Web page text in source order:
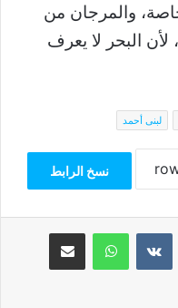
والمرجان من
البحر لا يعرف
لبنى أحمد
نسخ الرابط
واتساب مشاركة عبر البريد